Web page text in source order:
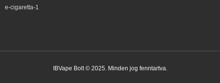
e-cigaretta-1
IBVape Bolt © 2025. Minden jog fenntartva.